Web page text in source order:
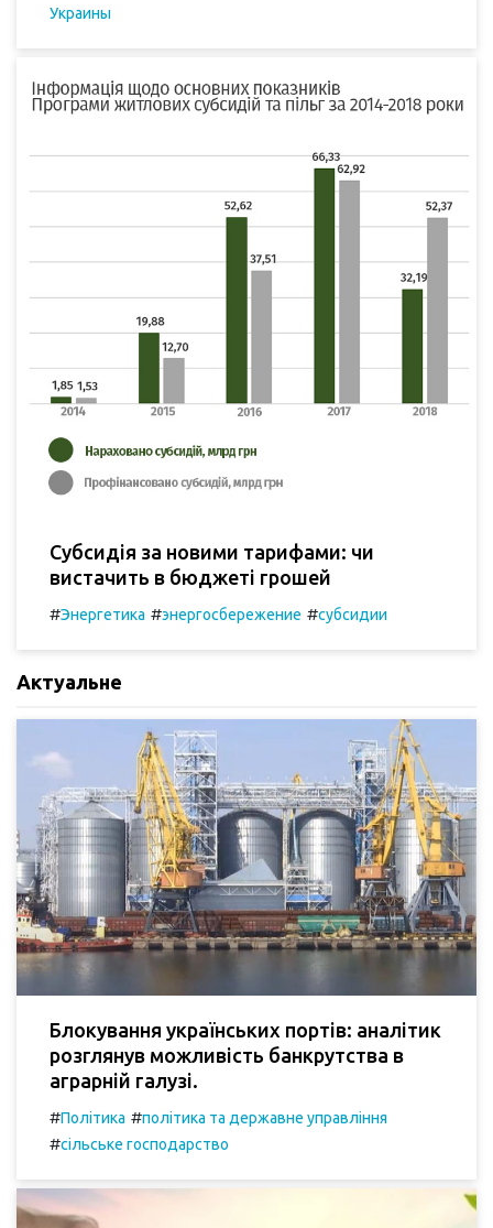
Украины
Субсидія за новими тарифами: чи
вистачить в бюджеті грошей
#Энергетика #энергосбережение #субсидии
Актуальне
Блокування українських портів: аналітик
розглянув можливість банкрутства в
аграрній галузі.
#Політика #політика та державне управління
#сільське господарство